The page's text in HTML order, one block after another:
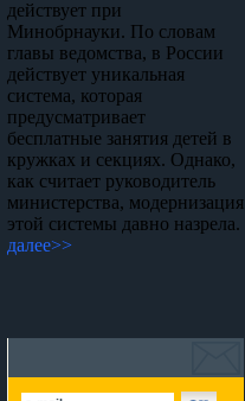
действует при
Минобрнауки. По словам
главы ведомства, в России
действует уникальная
система, которая
предусматривает
бесплатные занятия детей в
кружках и секциях. Однако,
как считает руководитель
министерства, модернизация
этой системы давно назрела.
далее>>